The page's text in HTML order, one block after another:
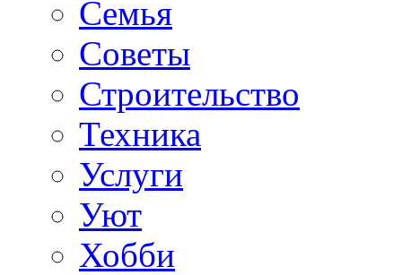
Семья
Советы
Строительство
Техника
Услуги
Уют
Хобби